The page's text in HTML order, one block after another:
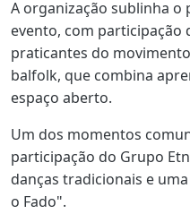
A organização sublinha
evento, com participação
praticantes do
balfolk, que combina
espaço aberto.
Um dos momentos
participação do Grupo
danças tradicionais e
o Fado".